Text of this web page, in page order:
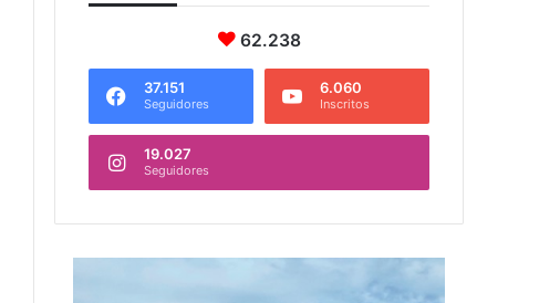
62.238
37.151
Seguidores
6.060
Inscritos
19.027
Seguidores